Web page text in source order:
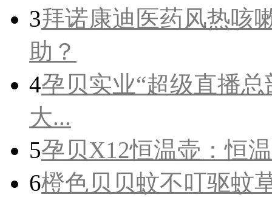
3拜诺康迪医药风热咳
助？
4孕贝实业“超级直播
大...
5孕贝X12恒温壶：恒
6橙色贝贝蚊不叮驱蚊